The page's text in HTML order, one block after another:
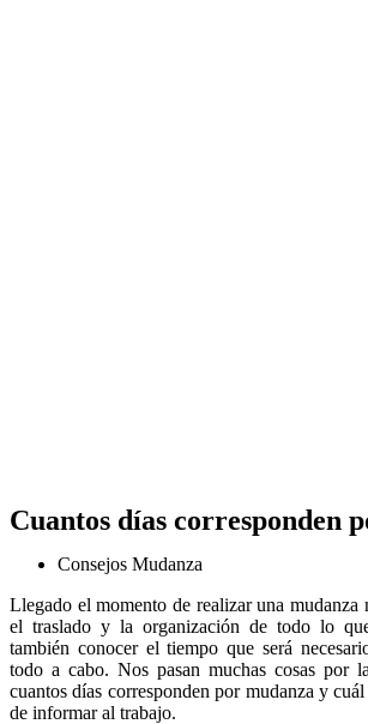
Cuantos días corresponden
Consejos Mudanza
Llegado el momento de realizar una mudanza
el traslado y la organización de todo lo
también conocer el tiempo que será
todo a cabo. Nos pasan muchas cosas por
cuantos días corresponden por mudanza y
de informar al trabajo.